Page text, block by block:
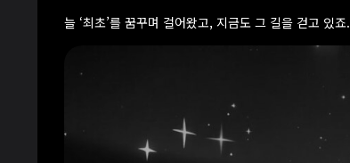
늘 ‘최초’를 꿈꾸며 걸어왔고, 지금도 그 길을 걷고 있죠.